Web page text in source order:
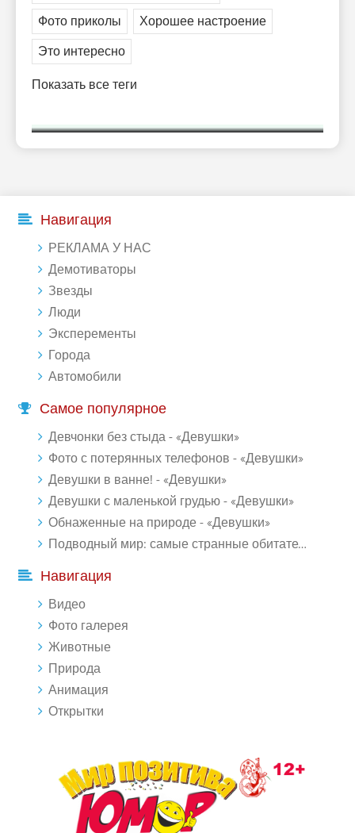
Фото приколы
Хорошее настроение
Это интересно
Показать все теги
Навигация
РЕКЛАМА У НАС
Демотиваторы
Звезды
Люди
Эксперементы
Города
Автомобили
Самое популярное
Девчонки без стыда - «Девушки»
Фото с потерянных телефонов - «Девушки»
Девушки в ванне! - «Девушки»
Девушки с маленькой грудью - «Девушки»
Обнаженные на природе - «Девушки»
Подводный мир: самые странные обитатели океана (18 фото)
Навигация
Видео
Фото галерея
Животные
Природа
Анимация
Открытки